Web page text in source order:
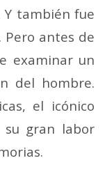
Y también fue
Pero antes de
examinar un
del hombre.
el icónico
su gran labor